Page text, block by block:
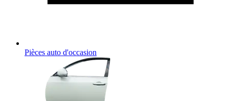
Pièces auto d'occasion